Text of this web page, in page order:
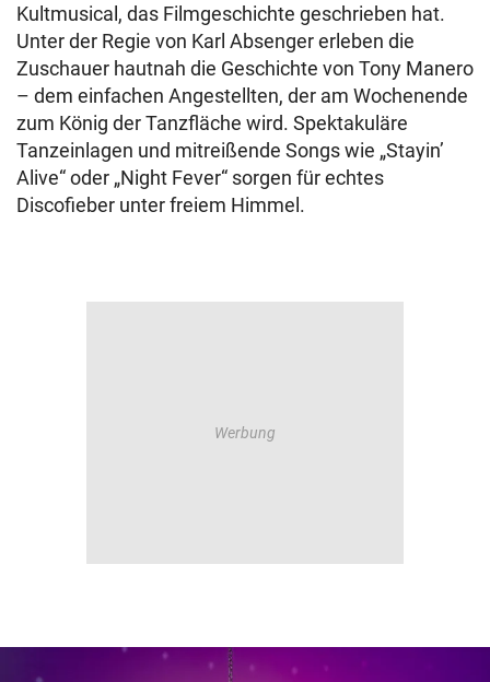
Kultmusical, das Filmgeschichte geschrieben hat.
Unter der Regie von Karl Absenger erleben die
Zuschauer hautnah die Geschichte von Tony Manero
– dem einfachen Angestellten, der am Wochenende
zum König der Tanzfläche wird. Spektakuläre
Tanzeinlagen und mitreißende Songs wie „Stayin’
Alive“ oder „Night Fever“ sorgen für echtes
Discofieber unter freiem Himmel.